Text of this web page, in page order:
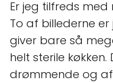
Er jeg tilfreds med
To af billederne
giver bare så
helt sterile
drømmende og